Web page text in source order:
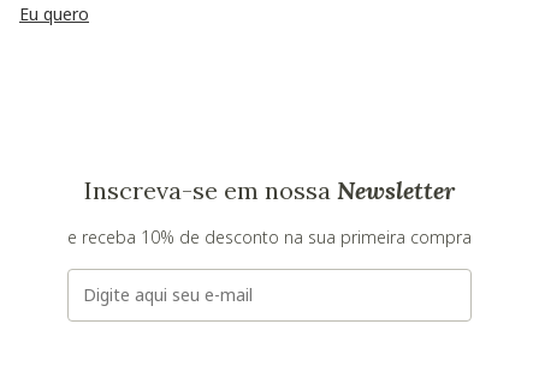
Eu quero
Inscreva-se em nossa Newsletter
e receba 10% de desconto na sua primeira compra
E-mail